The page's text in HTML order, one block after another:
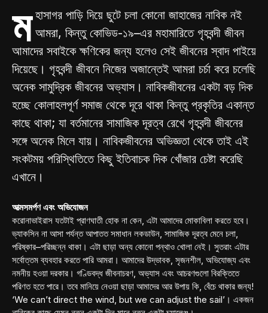
ম হাসাগর পাড়ি দিয়ে ছুটে চলা কোনো জাহাজের নাবিক নই
আমরা, কিন্তু কোভিড-১৯–এর মহামারিতে গৃহবন্দী জীবন
আমাদের সবাইকে ক্ষণিকের জন্য হলেও সেই জীবনের স্বাদ পাইয়ে
দিয়েছে। গৃহবন্দী জীবনে নিজের অজান্তেই আমরা চর্চা করে চলেছি
অনেক সামুদ্রিক জীবনের অভ্যাস। নাবিকজীবনের একটা বড় দিক
হচ্ছে কোলাহলপূর্ণ সমাজ থেকে দূরে থাকা কিন্তু প্রকৃতির একান্ত
কাছে থাকা; যা বর্তমানের সামাজিক দূরত্ব রেখে গৃহবন্দী জীবনের
সঙ্গে অনেক মিলে যায়। নাবিকজীবনের অভিজ্ঞতা থেকে তাই এই
সংকটময় পরিস্থিতিতে কিছু ইতিবাচক দিক খোঁজার চেষ্টা করেছি
এখানে।
আত্মসমর্পণ এবং অভিযোজন
করোনাভাইরাস যতটাই প্রাণঘাতী হোক না কেন, এটা আমাদের মোকাবিলা করতে হবে।
ভ্যাকসিন না আসা পর্যন্ত আপাতত সমাধান লকডাউন, সামাজিক দূরত্ব মেনে চলা,
পরিষ্কার–পরিচ্ছন্ন থাকা। এটা ছাড়া অন্য কোনো পন্থাও খোলা নেই। সুতরাং এটার
সর্বোত্তম ব্যবহার করতে পারি আমরা। আমাদের উদ্ভাবক, সৃজনশীল, অভিযোজ্য এবং
নমনীয় হওয়া দরকার। গণ্ডিবদ্ধ জীবনাচরণ, অভ্যাস এবং আচরণগুলো বিরক্তিতে
পরিণত হতে পারে। তবে মানিয়ে নেওয়া ছাড়া আমাদের আর উপায় কি, বেঁচে থাকার জন্য!
‘We can’t direct the wind, but we can adjust the sail’। একজন